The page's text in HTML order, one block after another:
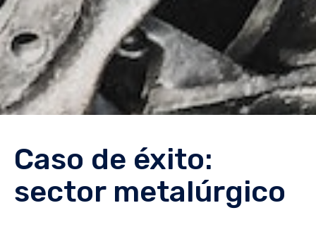
Caso de éxito:
sector metalúrgico